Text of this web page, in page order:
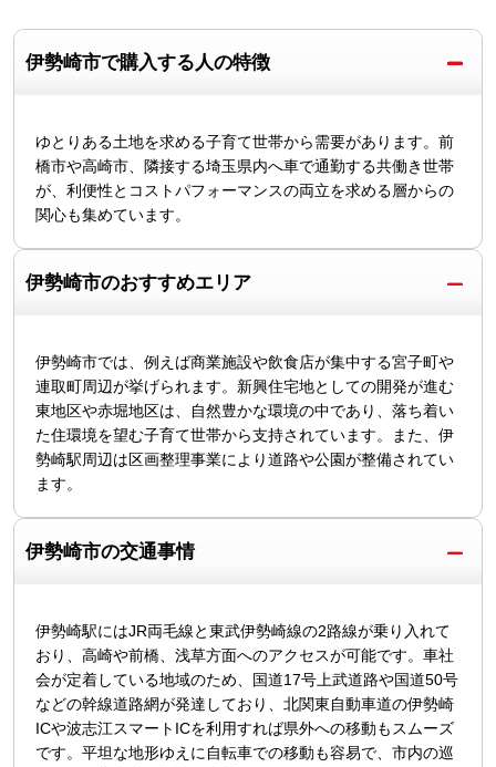
伊勢崎市で購入する人の特徴
ゆとりある土地を求める子育て世帯から需要があります。前
橋市や高崎市、隣接する埼玉県内へ車で通勤する共働き世帯
が、利便性とコストパフォーマンスの両立を求める層からの
関心も集めています。
伊勢崎市のおすすめエリア
伊勢崎市では、例えば商業施設や飲食店が集中する宮子町や
連取町周辺が挙げられます。新興住宅地としての開発が進む
東地区や赤堀地区は、自然豊かな環境の中であり、落ち着い
た住環境を望む子育て世帯から支持されています。また、伊
勢崎駅周辺は区画整理事業により道路や公園が整備されてい
ます。
伊勢崎市の交通事情
伊勢崎駅にはJR両毛線と東武伊勢崎線の2路線が乗り入れて
おり、高崎や前橋、浅草方面へのアクセスが可能です。車社
会が定着している地域のため、国道17号上武道路や国道50号
などの幹線道路網が発達しており、北関東自動車道の伊勢崎
ICや波志江スマートICを利用すれば県外への移動もスムーズ
です。平坦な地形ゆえに自転車での移動も容易で、市内の巡